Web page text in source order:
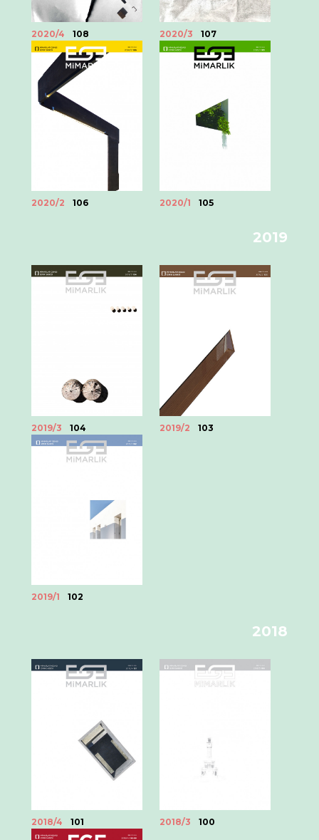
2018
2018/4 101 2018/3 100
2019
2019/3 104 2019/2 103
2019/1 102
2020/4 108 2020/3 107
2020/2 106 2020/1 105